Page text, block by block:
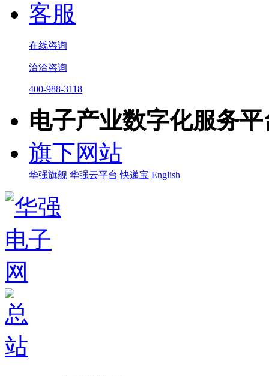
客服
在线咨询
洽洽咨询
400-988-3118
电子产业数字化服务平
旗下网站
华强旗舰 华强云平台 快递宝 English